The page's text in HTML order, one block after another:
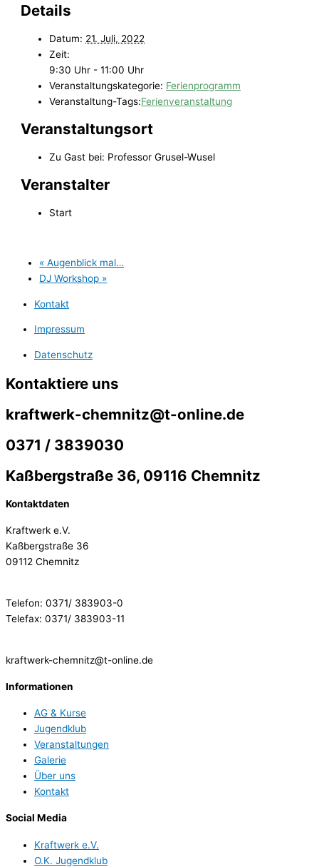
Details
Datum: 21. Juli, 2022
Zeit:
9:30 Uhr - 11:00 Uhr
Veranstaltungskategorie: Ferienprogramm
Veranstaltung-Tags:Ferienveranstaltung
Veranstaltungsort
Zu Gast bei: Professor Grusel-Wusel
Veranstalter
Start
« Augenblick mal…
DJ Workshop »
Kontakt
Impressum
Datenschutz
Kontaktiere uns
kraftwerk-chemnitz@t-online.de
0371 / 3839030
Kaßbergstraße 36, 09116 Chemnitz
Kontaktdaten
Kraftwerk e.V.
Kaßbergstraße 36
09112 Chemnitz
Telefon: 0371/ 383903-0
Telefax: 0371/ 383903-11
kraftwerk-chemnitz@t-online.de
Informationen
AG & Kurse
Jugendklub
Veranstaltungen
Galerie
Über uns
Kontakt
Social Media
Kraftwerk e.V.
O.K. Jugendklub